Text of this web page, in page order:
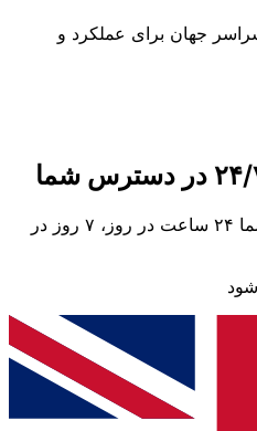
جهان برای عملکرد و
تیم پشتیبانی ما آماده کمک به شما ۲۴ ساعت در روز، ۷ روز در